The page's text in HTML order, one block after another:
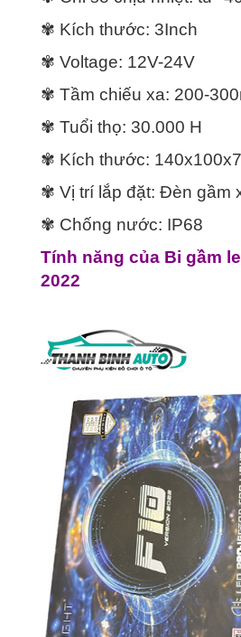
✾ Kích thước: 3Inch
✾ Voltage: 12V-24V
✾ Tầm chiếu xa: 200-
✾ Tuổi thọ: 30.000 H
✾ Kích thước:
✾ Vị trí lắp đặt: Đèn gầm
✾ Chống nước: IP68
Tính năng của Bi gầm
2022